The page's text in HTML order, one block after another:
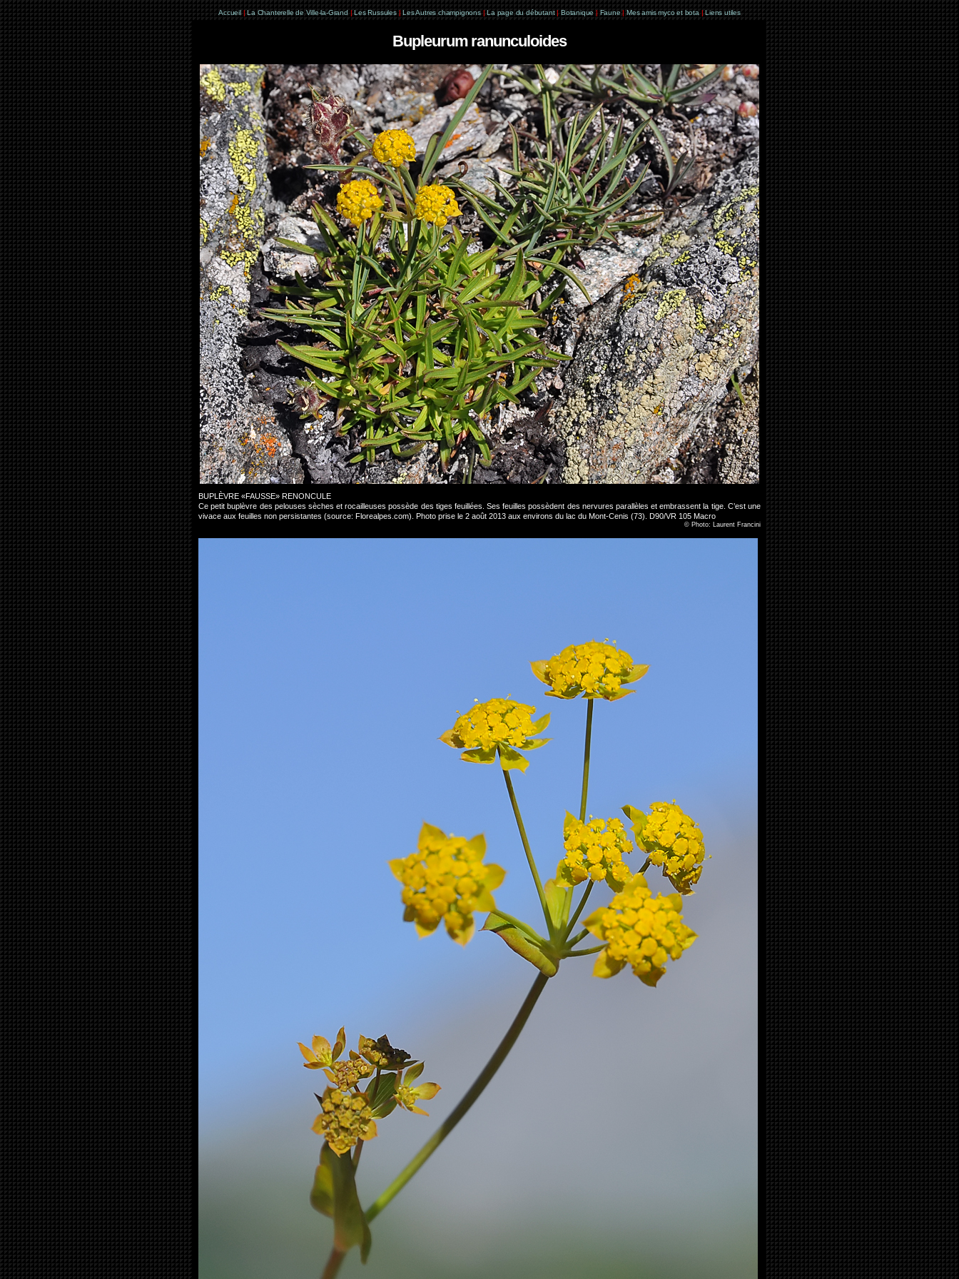
Accueil | La Chanterelle de Ville-la-Grand | Les Russules | Les Autres champignons | La page du débutant | Botanique | Faune | Mes amis myco et bota | Liens utiles
Bupleurum ranunculoides
BUPLÈVRE «FAUSSE» RENONCULE
Ce petit buplèvre des pelouses sèches et rocailleuses possède des tiges feuillées. Ses feuilles possèdent des nervures parallèles et embrassent la tige. C’est une
vivace aux feuilles non persistantes (source: Florealpes.com). Photo prise le 2 août 2013 aux environs du lac du Mont-Cenis (73). D90/VR 105 Macro
© Photo: Laurent Francini